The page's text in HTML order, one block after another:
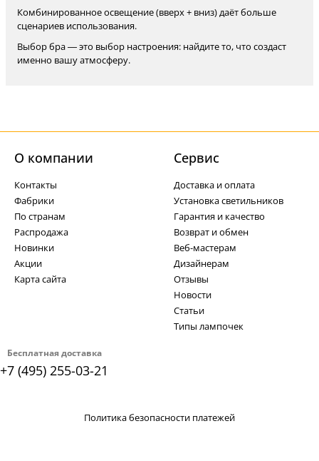
Комбинированное освещение (вверх + вниз) даёт больше
сценариев использования.
Выбор бра — это выбор настроения: найдите то, что создаст
именно вашу атмосферу.
Бесплатная доставка
+7 (495) 255-03-21
О компании
Контакты
Фабрики
По странам
Распродажа
Новинки
Акции
Карта сайта
Cервис
Доставка и оплата
Установка светильников
Гарантия и качество
Возврат и обмен
Веб-мастерам
Дизайнерам
Отзывы
Новости
Статьи
Типы лампочек
Политика безопасности платежей